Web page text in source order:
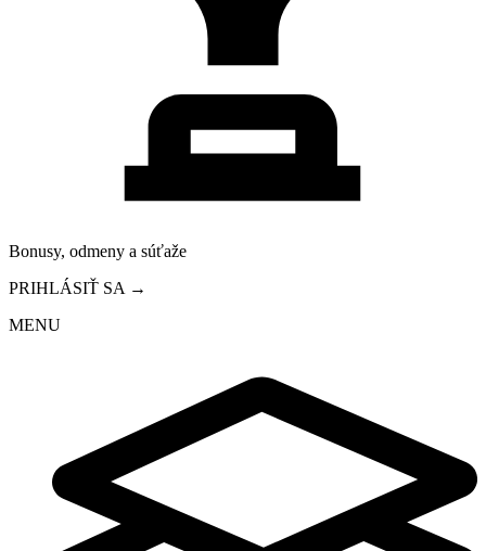
Bonusy, odmeny a súťaže
PRIHLÁSIŤ SA →
MENU